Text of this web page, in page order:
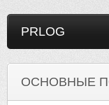
PRLOG
ОСНОВНЫЕ